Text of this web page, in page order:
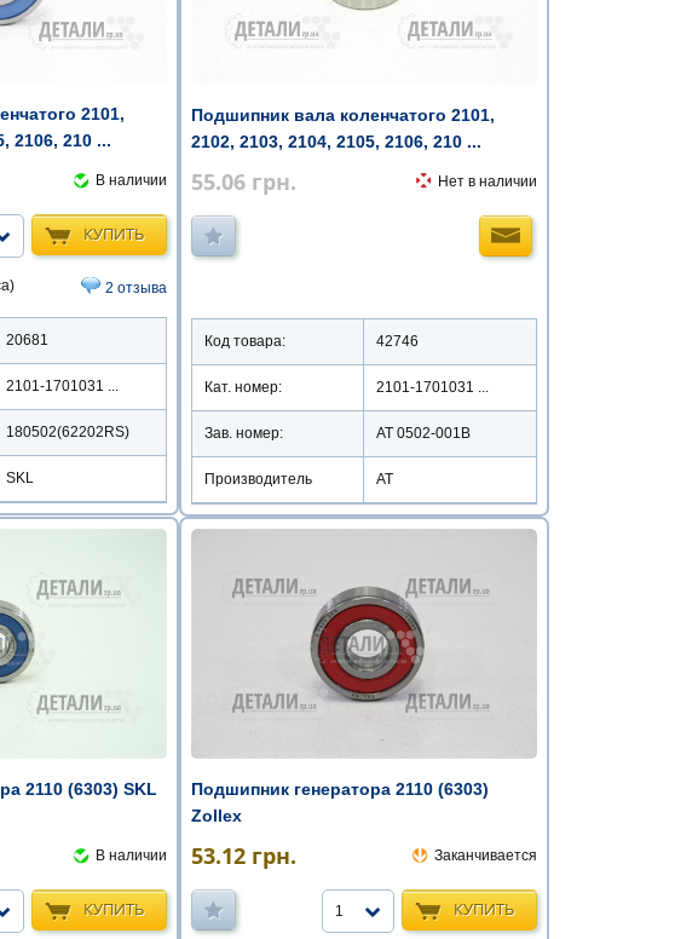
2101,
2106, 210 ...
В наличии
КУПИТЬ
2 отзыва
20681
2101-1701031 ...
180502(62202RS)
SKL
Подшипник вала коленчатого 2101,
2102, 2103, 2104, 2105, 2106, 210 ...
55.06 грн. Нет в наличии
Код товара: 42746
Кат. номер: 2101-1701031 ...
Зав. номер: AT 0502-001B
Производитель АТ
2110 (6303) SKL
В наличии
КУПИТЬ
Подшипник генератора 2110 (6303)
Zollex
53.12 грн. Заканчивается
КУПИТЬ
1